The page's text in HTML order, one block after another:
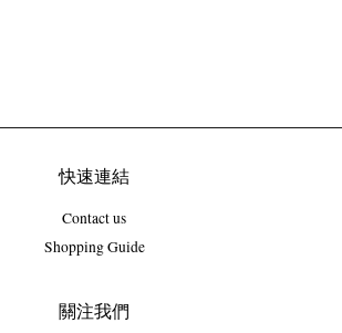
快速連結
Contact us
Shopping Guide
關注我們